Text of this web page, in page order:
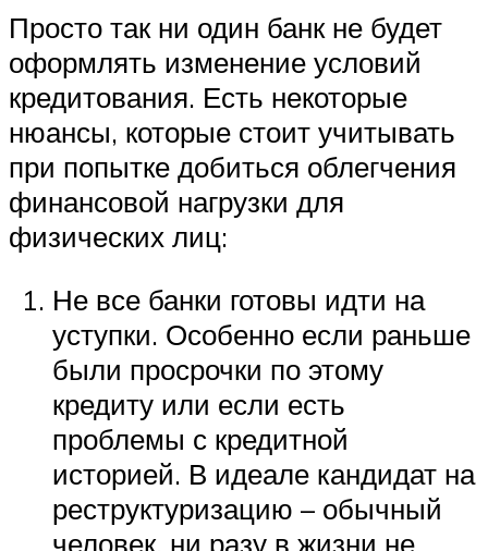
Просто так ни один банк не будет
оформлять изменение условий
кредитования. Есть некоторые
нюансы, которые стоит учитывать
при попытке добиться облегчения
финансовой нагрузки для
физических лиц:
Не все банки готовы идти на
уступки. Особенно если раньше
были просрочки по этому
кредиту или если есть
проблемы с кредитной
историей. В идеале кандидат на
реструктуризацию – обычный
человек, ни разу в жизни не